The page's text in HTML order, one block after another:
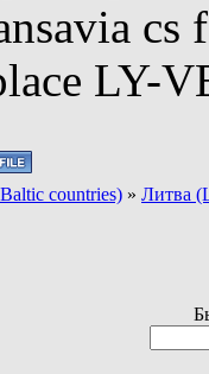
cs
LY-
countries) » Литва